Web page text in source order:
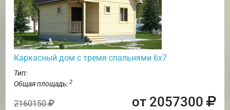
Каркасный дом с тремя спальнями 6х7
Тип:
Общая площадь: 2
2160150 от 2057300